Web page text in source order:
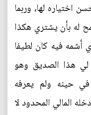
اختياره لها، وربما
له بأن يشتري هكذا
أشمه فيه كان لطيفا
هذا الصديق وهو
حينه ولم يعرفه
المالي المحدود لا